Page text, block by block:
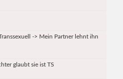
-> Mein Partner lehnt ihn
glaubt sie ist TS